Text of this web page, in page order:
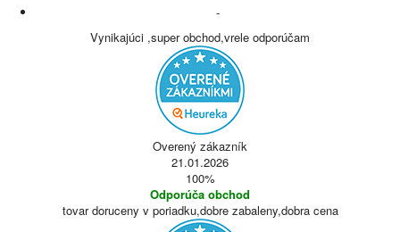
-
Vynikajúci ,super obchod,vrele odporúčam
Overený zákazník
21.01.2026
100%
Odporúča obchod
tovar doruceny v poriadku,dobre zabaleny,dobra cena